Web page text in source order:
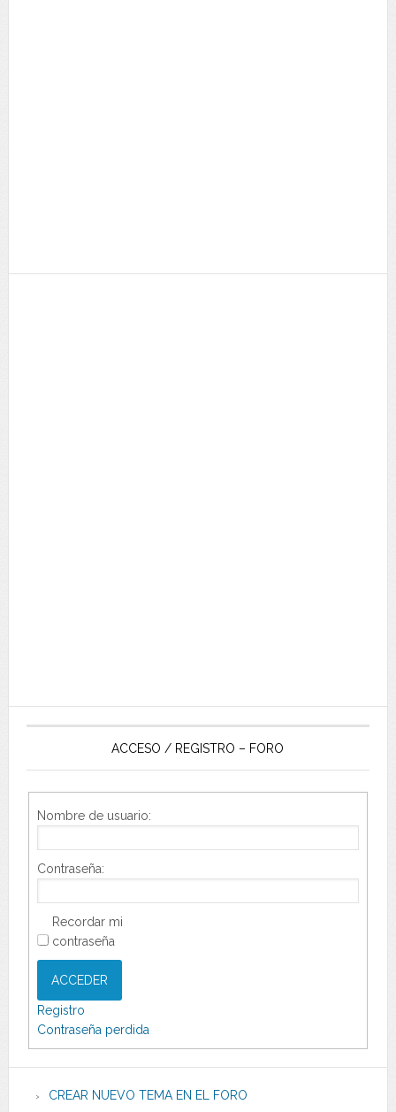
ACCESO / REGISTRO – FORO
Nombre de usuario:
Contraseña:
Recordar mi
contraseña
ACCEDER
Registro
Contraseña perdida
CREAR NUEVO TEMA EN EL FORO